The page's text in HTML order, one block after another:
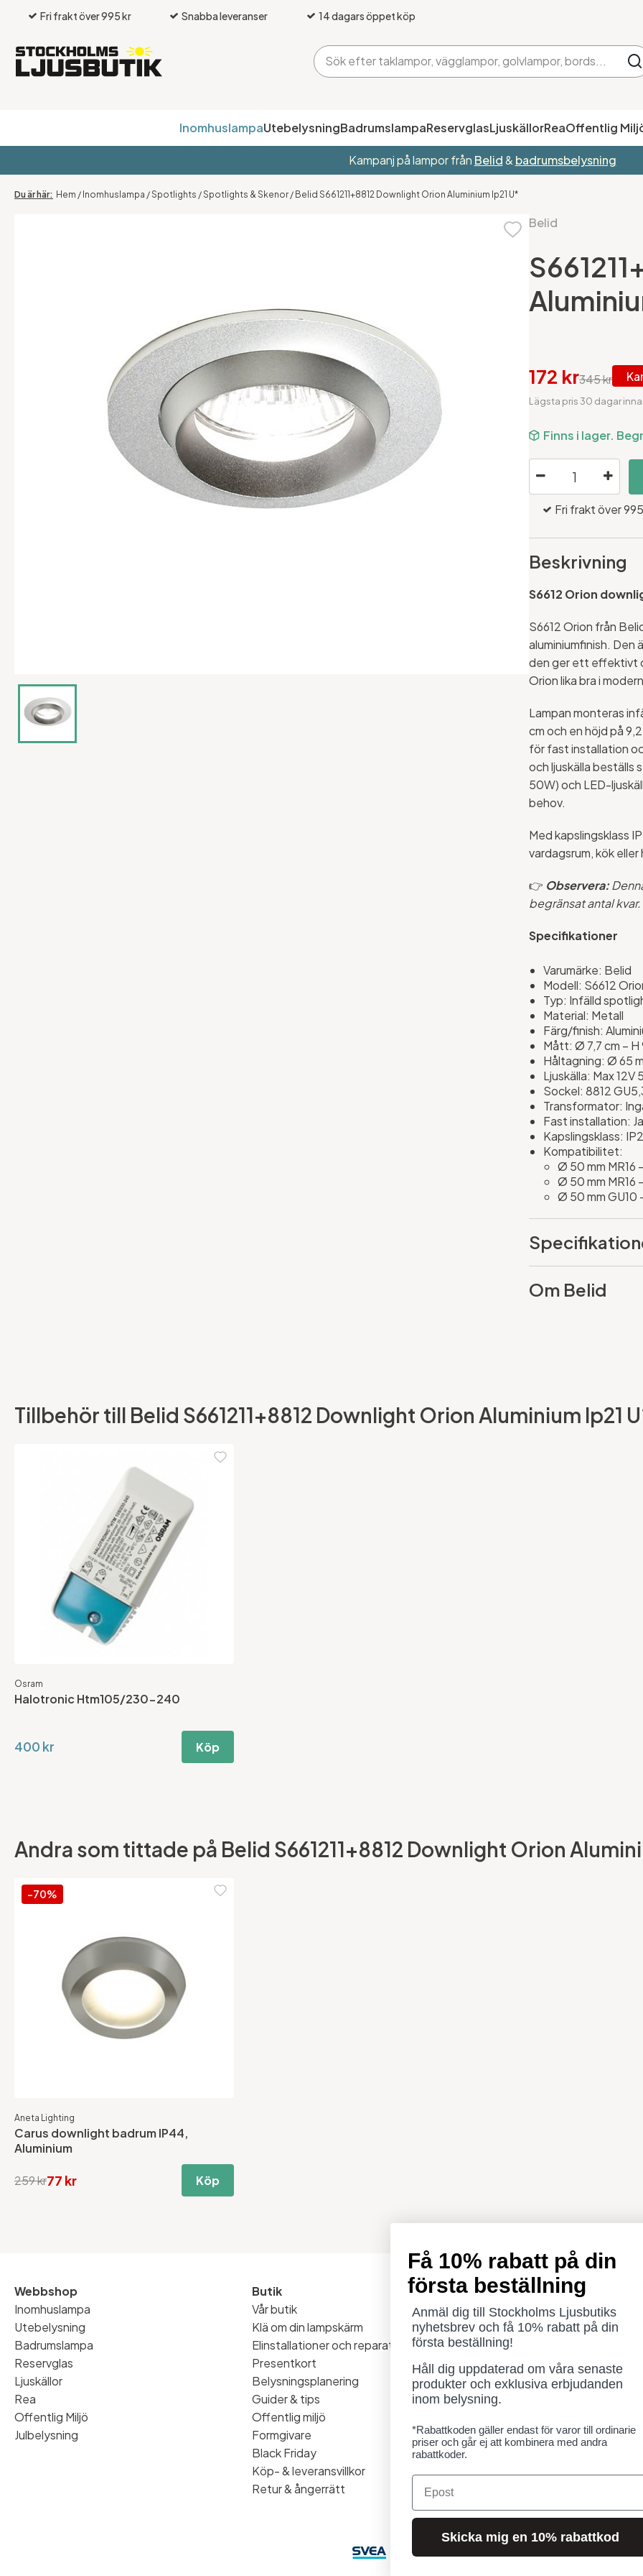
Fri frakt över 995 kr Snabba leveranser 14 dagars öppet köp
InomhuslampaUtebelysningBadrumslampaReservglasLjuskällorReaOffentlig
Kampanj på lampor från Belid& badrumsbelysning
Hem / Inomhuslampa /Spotlights /Spotlights & Skenor / Belid S661211+8812 Downlight Orion Aluminium Ip21 U*
Belid
172 kr345 kr
Lägsta pris 30 dagar
Finns i lager.
Fri frakt över
Beskrivning
S6612 Orion
S6612 Orion från
aluminiumfinish.
den ger ett effektivt
Orion lika bra i
Lampan monteras
cm och en höjd på
för fast installation
och ljuskälla beställs
50W) och LED-
behov.
Med kapslingsklass
vardagsrum, kök eller
👉 Observera:
begränsat antal kvar.
Specifikationer
Varumärke: Belid
Modell: S6612
Typ: Infälld
Material: Metall
Färg/finish:
Mått: Ø 7,7 cm – H
Håltagning: Ø 65
Ljuskälla: Max 12V
Sockel: 8812
Transformator:
Fast installation:
Kapslingsklass:
Kompatibilitet:
Ø 50 mm MR16
Ø 50 mm MR16
Ø 50 mm GU10
Om Belid
Tillbehör till Belid S661211+8812 Downlight Orion Aluminium Ip21
Osram
Halotronic Htm105/230-240
400 kr Köp
Andra som tittade på Belid S661211+8812 Downlight Orion
-70%
Aneta Lighting
Carus downlight badrum IP44,
Aluminium
77 kr
259 kr Köp
Webbshop
Inomhuslampa
Utebelysning
Badrumslampa
Reservglas
Ljuskällor
Rea
Offentlig Miljö
Julbelysning
Butik
Vår butik
Klä om din lampskärm
Elinstallationer och reparationer
Presentkort
Belysningsplanering
Guider & tips
Offentlig miljö
Formgivare
Black Friday
Köp- & leveransvillkor
Retur & ångerrätt
Öppettider
Måndag - Torsdag: 11-18
Fredag - Lördag: 11-16
Söndag: Stängt
Lördag 1/8 stängt
Få 10% rabatt på din
första beställning
Anmäl dig till Stockholms Ljusbutiks
nyhetsbrev och få 10% rabatt på din
första beställning!
Håll dig uppdaterad om våra senaste
produkter och exklusiva erbjudanden
inom belysning.
*Rabattkoden gäller endast för varor till ordinarie
priser och går ej att kombinera med andra
rabattkoder.
Email
Skicka mig en 10% rabattkod